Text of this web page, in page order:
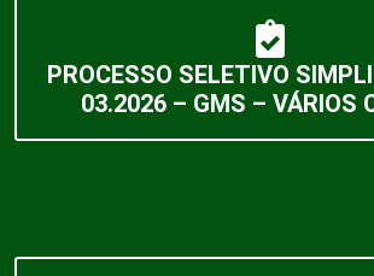
PROCESSO SELETIVO
03.2026 – GMS – VÁRIOS